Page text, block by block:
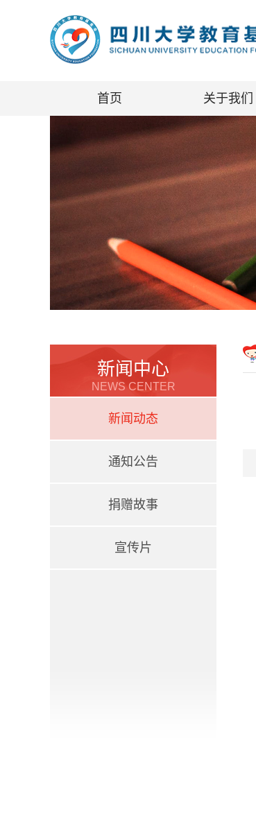
首页 关于我们
新闻中心
NEWS CENTER
新闻动态
通知公告
捐赠故事
宣传片